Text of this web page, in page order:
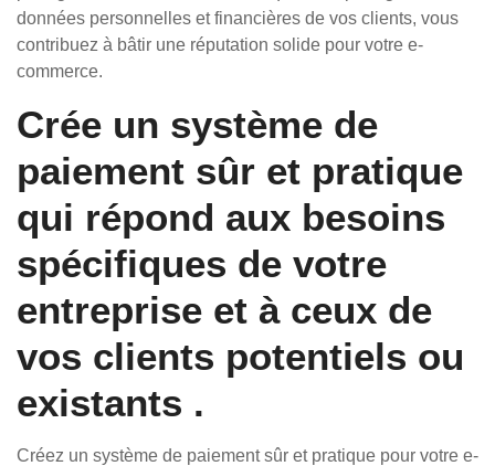
données personnelles et financières de vos clients, vous
contribuez à bâtir une réputation solide pour votre e-
commerce.
Crée un système de
paiement sûr et pratique
qui répond aux besoins
spécifiques de votre
entreprise et à ceux de
vos clients potentiels ou
existants .
Créez un système de paiement sûr et pratique pour votre e-